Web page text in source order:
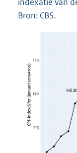
Bron: CBS.